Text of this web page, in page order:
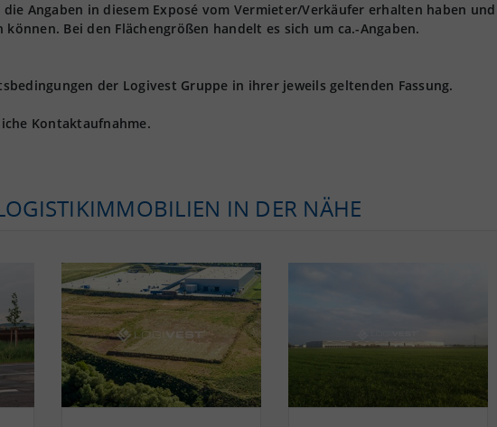
Angaben in diesem Exposé vom Vermieter/Verkäufer erhalten haben und
Bei den Flächengrößen handelt es sich um ca.-Angaben.
der Logivest Gruppe in ihrer jeweils geltenden Fassung.
Kontaktaufnahme.
IN DER NÄHE